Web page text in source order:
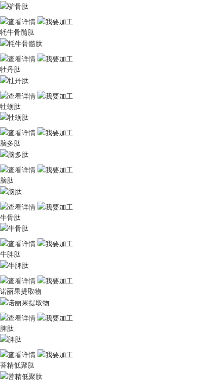
牦牛骨髓肽
牡丹肽
牡蛎肽
脑多肽
脑肽
牛骨肽
牛脾肽
诺丽果提取物
脾肽
菩精低聚肽